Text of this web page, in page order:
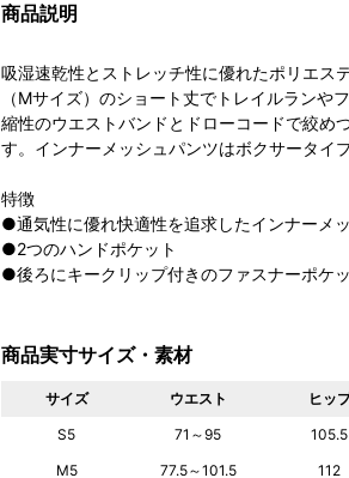
商品説明
吸湿速乾性とストレッチ性に優れたポリエス
（Mサイズ）のショート丈でトレイルランや
縮性のウエストバンドとドローコードで絞め
す。インナーメッシュパンツはボクサータイ
特徴
●通気性に優れ快適性を追求したインナーメ
●2つのハンドポケット
●後ろにキークリップ付きのファスナーポケ
商品実寸サイズ・素材
サイズ ウエスト ヒッ
S5
71～95 105.5
M5
77.5～101.5 112